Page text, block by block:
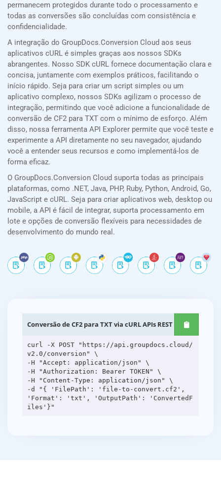
permanecem protegidos durante todo o processamento e
todas as conversões são concluídas com consistência e
confidencialidade.
A integração do GroupDocs.Conversion Cloud aos seus
aplicativos cURL é simples graças aos nossos SDKs
abrangentes. Nosso SDK cURL fornece documentação clara e
concisa, juntamente com exemplos práticos, facilitando o
início rápido. Seja para criar um script simples ou um
aplicativo complexo, nossos SDKs agilizam o processo de
integração, permitindo que você adicione a funcionalidade de
conversão de CF2 para TXT com o mínimo de esforço. Além
disso, nossa ferramenta API Explorer permite que você teste e
experimente a API diretamente no seu navegador, ajudando
você a entender seus recursos e como implementá-los de
forma eficaz.
O GroupDocs.Conversion Cloud suporta todas as principais
plataformas, como .NET, Java, PHP, Ruby, Python, Android, Go,
JavaScript e cURL. Seja para criar aplicativos web, desktop ou
mobile, a API é fácil de integrar, suporta processamento em
lote e opções de conversão flexíveis para necessidades de
desenvolvimento do mundo real.
Conversão de CF2 para TXT via cURL APIs REST
curl -X POST "https://api.groupdocs.cloud/
v2.0/conversion" \
-H "Accept: application/json" \
-H "Authorization: Bearer TOKEN" \
-H "Content-Type: application/json" \
-d "{ 'FilePath': 'file-to-convert.cf2',
'Format': 'txt', 'OutputPath': 'ConvertedF